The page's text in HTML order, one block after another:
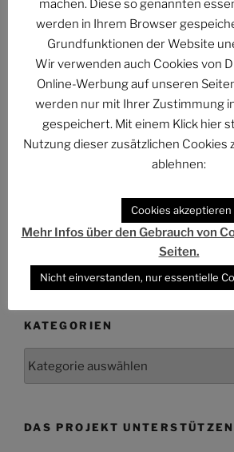
gegen Interview-Äußerungen des
Kulturstaatsministers vor
The Billion Dollar Man – The Last
Music Video
KATEGORIEN
DAS PROJEKT UNTERSTÜTZEN
machen. Diese so genannten
werden in Ihrem Browser
Grundfunktionen der Website
Wir verwenden auch Cookies von
Online-Werbung auf unseren
werden nur mit Ihrer Zustimmung
gespeichert. Mit einem Klick hier
Nutzung dieser zusätzlichen Cookies
ablehnen:
Cookies akzeptieren
Mehr Infos über den Gebrauch von
Seiten.
Nicht einverstanden, nur essentielle